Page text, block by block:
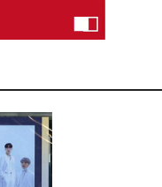
M
t
e